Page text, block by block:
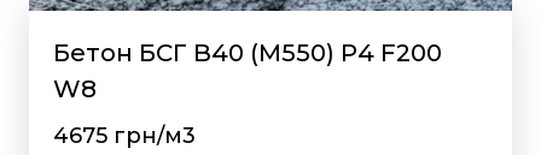
Бетон БСГ В40 (М550) Р4 F200
W8
4675 грн/м3